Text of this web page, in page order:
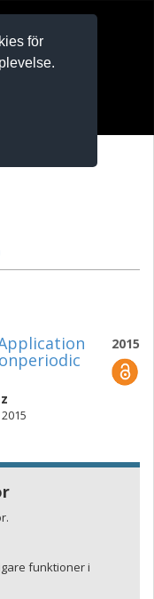
för
2015
funktioner i